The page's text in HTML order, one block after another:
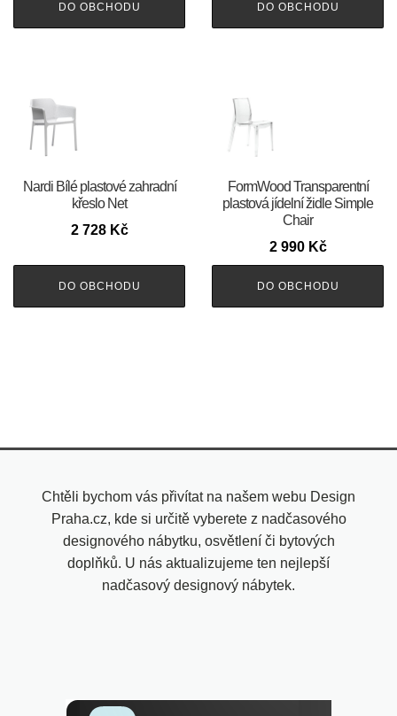
DO OBCHODU DO OBCHODU
Nardi Bílé plastové zahradní
křeslo Net
2 728 Kč
DO OBCHODU
FormWood Transparentní
plastová jídelní židle Simple
Chair
2 990 Kč
DO OBCHODU
Chtěli bychom vás přivítat na našem webu Design
Praha.cz, kde si určitě vyberete z nadčasového
designového nábytku, osvětlení či bytových
doplňků. U nás aktualizujeme ten nejlepší
nadčasový designový nábytek.